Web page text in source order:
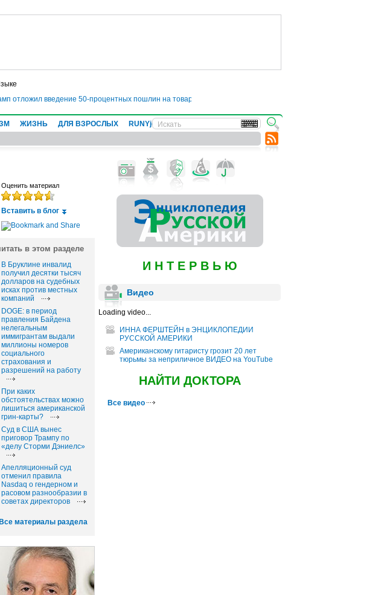
введение 50-процентных пошлин на товары из ЕС до июля
ЖИЗНЬ ДЛЯ ВЗРОСЛЫХ RUNYjews
ВЕСТИ ИЗ УКРАИНЫ
Оценить материал
Вставить в блог
в этом разделе
В Бруклине инвалид
получил десятки тысяч
долларов на судебных
исках против местных
компаний
DOGE: в период
правления Байдена
нелегальным
иммигрантам выдали
миллионы номеров
социального
страхования и
разрешений на работу
При каких
обстоятельствах можно
лишиться американской
грин-карты?
Суд в США вынес
приговор Трампу по
«делу Сторми Дэниелс»
Апелляционный суд
отменил правила
Nasdaq о гендерном и
расовом разнообразии в
советах директоров
Все материалы раздела
И Н Т Е Р В Ь Ю
Видео
Loading video...
ИННА ФЕРШТЕЙН в ЭНЦИКЛОПЕДИИ
РУССКОЙ АМЕРИКИ
Американскому гитаристу грозит 20 лет
тюрьмы за неприличное ВИДЕО на YouTube
НАЙТИ ДОКТОРА
Все видео